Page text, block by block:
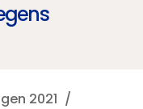
2021